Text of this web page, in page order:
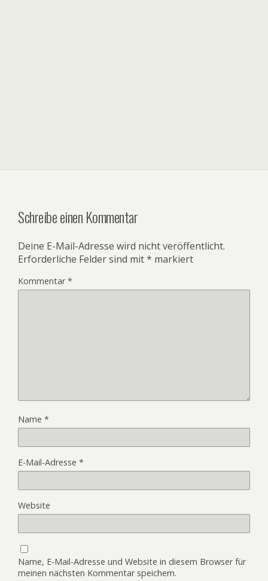
Schreibe einen Kommentar
Deine E-Mail-Adresse wird nicht veröffentlicht.
Erforderliche Felder sind mit* markiert
Kommentar*
Name *
E-Mail-Adresse *
Website
Name, E-Mail-Adresse und Website in diesem Browser für
meinen nächsten Kommentar speichern.